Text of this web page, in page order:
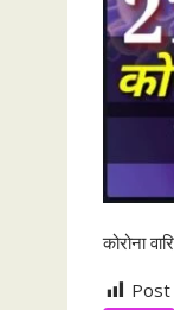
कोरोना
Post